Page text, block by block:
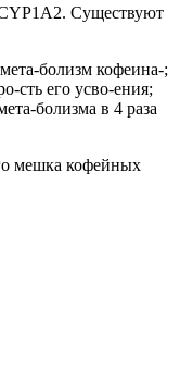
Существуют
болизм кофеина-;
сть его усво-ения;
болизма в 4 раза